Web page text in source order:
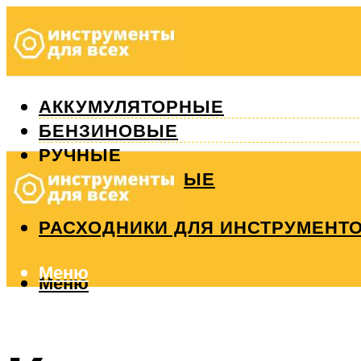
АККУМУЛЯТОРНЫЕ
БЕНЗИНОВЫЕ
РУЧНЫЕ
ИЗМЕРИТЕЛЬНЫЕ
РЕМОНТ
РАСХОДНИКИ ДЛЯ
Меню
Меню